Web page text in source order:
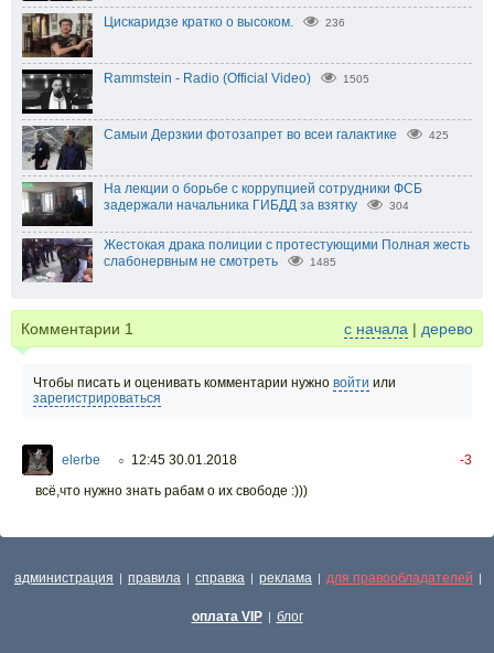
Цискаридзе кратко о высоком. 236
Rammstein - Radio (Official Video) 1505
Самыи Дерзкии фотозапрет во всеи галактике 425
На лекции о борьбе с коррупцией сотрудники ФСБ
задержали начальника ГИБДД за взятку
304
Жестокая драка полиции с протестующими Полная жесть
слабонервным не смотреть
1485
Комментарии 1 с начала | дерево
Чтобы писать и оценивать комментарии нужно войти или
зарегистрироваться
elerbe ○ 12:45 30.01.2018
-3
всё,что нужно знать рабам о их свободе :)))
администрация | правила | справка | реклама | для правообладателей |
оплата VIP | блог